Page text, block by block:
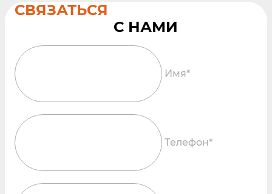
СВЯЗАТЬСЯ
Имя*
Телефон*